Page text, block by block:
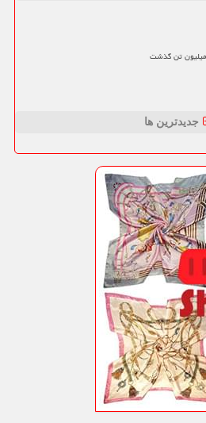
جدیدترین ها